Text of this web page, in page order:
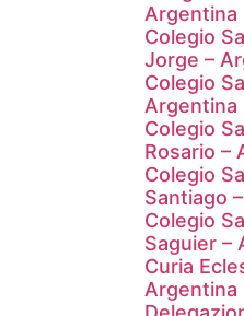
Argentina
Colegio
Jorge –
Colegio
Argentina
Colegio
Rosario –
Colegio
Santiago
Colegio
Saguier –
Curia
Argentina